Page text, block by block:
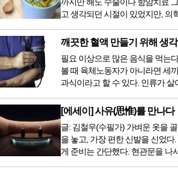
고 생각되던 시절이 있었지만, 의
오면서 암을 치료하는 방법이 하
자 치료를 받기 위해서는 일본이
있는 나라에 가서 힘들게 치료받
전립선암 환자를 시작으로 중입자
치료 범위가 한정되어 모든 암 환
는 없지만 치료...
깨끗한 혈액 만들기 위해 생각
필요 이상으로 많은 음식을 먹는
볼 때 육체노동자가 아니라면 세
과식이라고 할 수 있다. 인류가 살
저녁을 습관적으로 음식을 섭취한
음식을 먹거나, 아침에 식욕이 없
가 활기차다’라는 이야기에 사로
다. 식욕이 없다는 느낌은 본능이
화할 힘이 없다거나 더 이상 먹으
[에세이] 사유(思惟)를 만나다
글: 김철우(수필가) 가벼운 옷을
을 놓고, 가장 편한 신발을 신었
게 준비는 간단했다. 현관문을 나